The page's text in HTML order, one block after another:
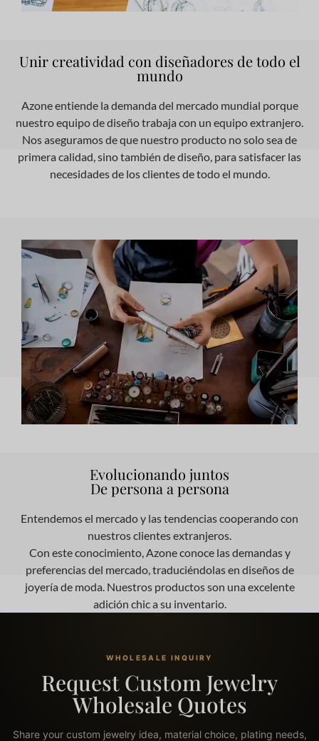
Unir creatividad con diseñadores de todo el
mundo
Azone entiende la demanda del mercado mundial porque
nuestro equipo de diseño trabaja con un equipo extranjero.
Nos aseguramos de que nuestro producto no solo sea de
primera calidad, sino también de diseño, para satisfacer las
necesidades de los clientes de todo el mundo.
Evolucionando juntos
De persona a persona
Entendemos el mercado y las tendencias cooperando con
nuestros clientes extranjeros.
Con este conocimiento, Azone conoce las demandas y
preferencias del mercado, traduciéndolas en diseños de
joyería de moda. Nuestros productos son una excelente
adición chic a su inventario.
WHOLESALE INQUIRY
Request Custom Jewelry
Wholesale Quotes
Share your custom jewelry idea, material choice, plating needs,